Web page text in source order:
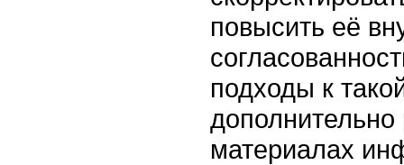
повысить её
подходы к
материалах